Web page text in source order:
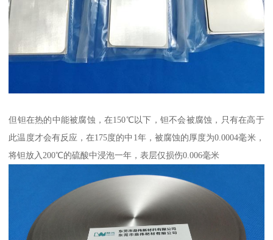
但钽在热的中能被腐蚀，在150℃以下，钽不会被腐蚀，只有在高于
此温度才会有反应，在175度的中1年，被腐蚀的厚度为0.0004毫米，
将钽放入200℃的硫酸中浸泡一年，表层仅损伤0.006毫米